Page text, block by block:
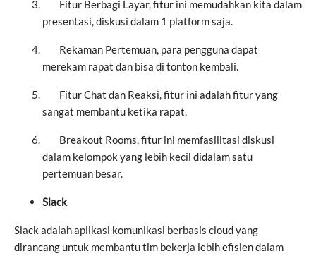
Fitur Berbagi Layar, fitur ini memudahkan kita dalam
presentasi, diskusi dalam 1 platform saja.
Rekaman Pertemuan, para pengguna dapat
merekam rapat dan bisa di tonton kembali.
Fitur Chat dan Reaksi, fitur ini adalah fitur yang
sangat membantu ketika rapat,
Breakout Rooms, fitur ini memfasilitasi diskusi
dalam kelompok yang lebih kecil didalam satu
pertemuan besar.
Slack
Slack adalah aplikasi komunikasi berbasis cloud yang
dirancang untuk membantu tim bekerja lebih efisien dalam